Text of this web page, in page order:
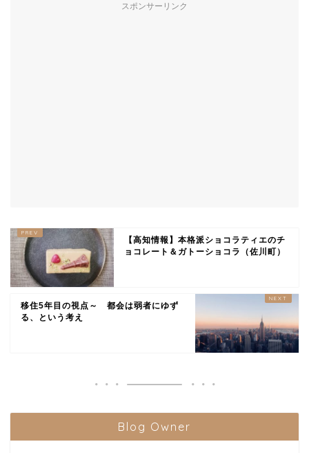
スポンサーリンク
【高知情報】本格派ショコラティエのチ
ョコレート＆ガトーショコラ（佐川町）
移住5年目の視点～ 都会は弱者にゆず
る、という考え
Blog Owner